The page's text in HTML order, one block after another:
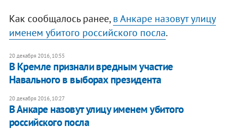
Как сообщалось ранее,в Анкаре назовут улицу
именем убитого российского посла.
20 декабря 2016, 10:55
В Кремле признали вредным участие
Навального в выборах президента
20 декабря 2016, 10:27
В Анкаре назовут улицу именем убитого
российского посла